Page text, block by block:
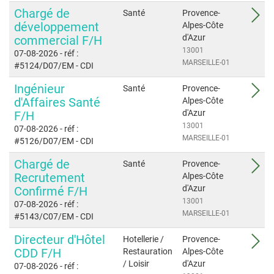
Chargé de
développement
commercial F/H
07-08-2026- réf :
#5124/D07/EM - CDI
Santé
Provence-
Alpes-Côte
d'Azur
13001
MARSEILLE-01
Ingénieur
d'Affaires Santé
F/H
07-08-2026- réf :
#5126/D07/EM - CDI
Santé
Provence-
Alpes-Côte
d'Azur
13001
MARSEILLE-01
Chargé de
Recrutement
Confirmé F/H
07-08-2026- réf :
#5143/C07/EM - CDI
Santé
Provence-
Alpes-Côte
d'Azur
13001
MARSEILLE-01
Directeur d'Hôtel
CDD F/H
07-08-2026- réf :
Hotellerie /
Restauration
/ Loisir
Provence-
Alpes-Côte
d'Azur